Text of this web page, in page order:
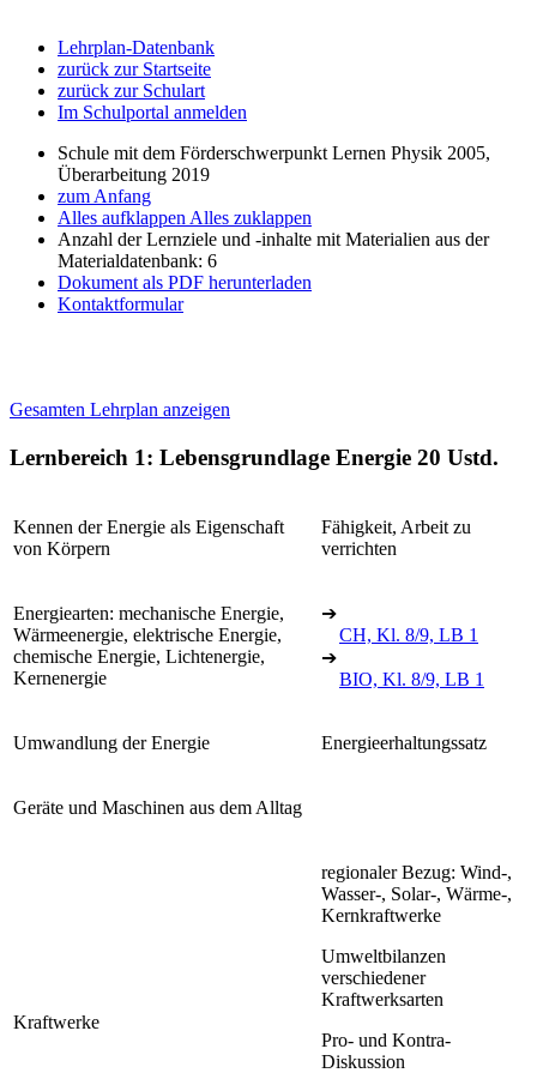
Lehrplan-Datenbank
zurück zur Startseite
zurück zur Schulart
Im Schulportal anmelden
Schule mit dem Förderschwerpunkt Lernen Physik 2005,
Überarbeitung 2019
zum Anfang
Alles aufklappen Alles zuklappen
Anzahl der Lernziele und -inhalte mit Materialien aus der
Materialdatenbank: 6
Dokument als PDF herunterladen
Kontaktformular
Gesamten Lehrplan anzeigen
Lernbereich 1: Lebensgrundlage Energie 20 Ustd.
Kennen der Energie als Eigenschaft
von Körpern
Fähigkeit, Arbeit zu
verrichten
Energiearten: mechanische Energie,
Wärmeenergie, elektrische Energie,
chemische Energie, Lichtenergie,
Kernenergie
➔
CH, Kl. 8/9, LB 1
➔
BIO, Kl. 8/9, LB 1
Umwandlung der Energie Energieerhaltungssatz
Geräte und Maschinen aus dem Alltag
Kraftwerke
regionaler Bezug: Wind-,
Wasser-, Solar-, Wärme-,
Kernkraftwerke
Umweltbilanzen
verschiedener
Kraftwerksarten
Pro- und Kontra-
Diskussion